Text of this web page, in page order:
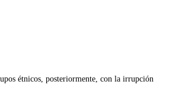
étnicos, posteriormente, con la irrupción